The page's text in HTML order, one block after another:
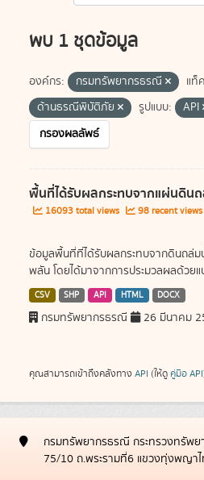
พบ 1 ชุดข้อมูล
องค์กร: กรมทรัพยากรธรณี แท็
ด้านธรณีพิบัติภัย
รูปแบบ:
API
กรองผลลัพธ์
พื้นที่ได้รับผลกระทบจากแผ่นดิน
16093 total views 98 recent views
ข้อมูลพื้นที่ที่ได้รับผลกระทบจากดินถล่ม
พลัน โดยได้มาจากการประมวลผลด้วย
CSV SHP API HTML DOCX
กรมทรัพยากรธรณี 26 มีนาคม
คุณสามารถเข้าถึงคลังทาง API (ให้ดู คู่มือ API
กรมทรัพยากรธรณี กระทรวงทรัพย
75/10 ถ.พระรามที่6 แขวงทุ่งพญา